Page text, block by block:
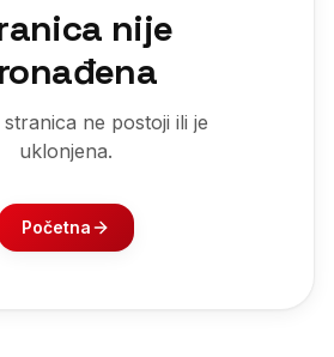
nije
ne postoji ili je
uklonjena.
Početna